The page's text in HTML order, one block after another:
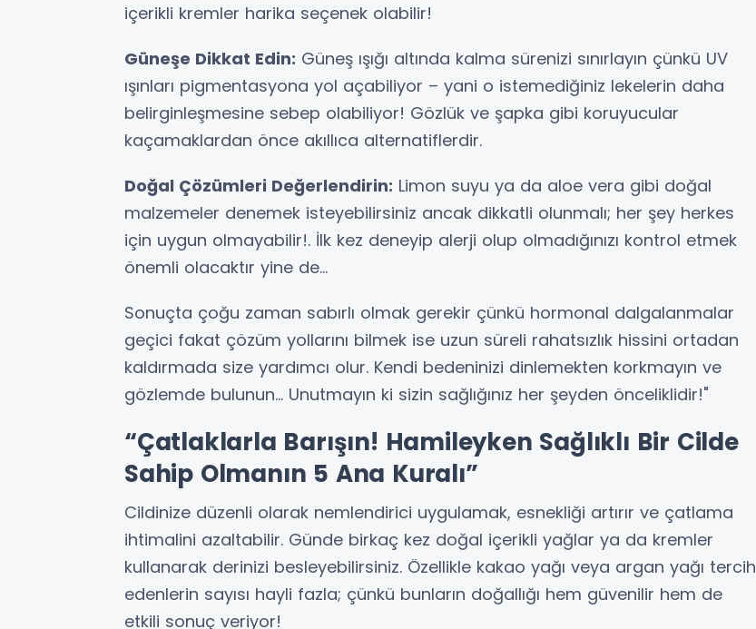
içerikli kremler harika seçenek olabilir!
Güneşe Dikkat Edin: Güneş ışığı altında kalma sürenizi sınırlayın çünkü UV
ışınları pigmentasyona yol açabiliyor – yani o istemediğiniz lekelerin daha
belirginleşmesine sebep olabiliyor! Gözlük ve şapka gibi koruyucular
kaçamaklardan önce akıllıca alternatiflerdir.
Doğal Çözümleri Değerlendirin: Limon suyu ya da aloe vera gibi doğal
malzemeler denemek isteyebilirsiniz ancak dikkatli olunmalı; her şey herkes
için uygun olmayabilir!. İlk kez deneyip alerji olup olmadığınızı kontrol etmek
önemli olacaktır yine de…
Sonuçta çoğu zaman sabırlı olmak gerekir çünkü hormonal dalgalanmalar
geçici fakat çözüm yollarını bilmek ise uzun süreli rahatsızlık hissini ortadan
kaldırmada size yardımcı olur. Kendi bedeninizi dinlemekten korkmayın ve
gözlemde bulunun… Unutmayın ki sizin sağlığınız her şeyden önceliklidir!"
“Çatlaklarla Barışın! Hamileyken Sağlıklı Bir Cilde
Sahip Olmanın 5 Ana Kuralı”
Cildinize düzenli olarak nemlendirici uygulamak, esnekliği artırır ve çatlama
ihtimalini azaltabilir. Günde birkaç kez doğal içerikli yağlar ya da kremler
kullanarak derinizi besleyebilirsiniz. Özellikle kakao yağı veya argan yağı tercih
edenlerin sayısı hayli fazla; çünkü bunların doğallığı hem güvenilir hem de
etkili sonuç veriyor!